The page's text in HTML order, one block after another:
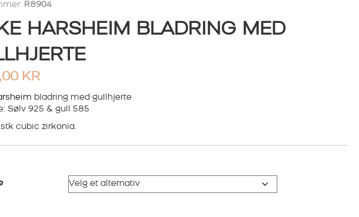
R8904
HARSHEIM BLADRING MED
KR
bladring med gullhjerte
Sølv 925 & gull 585
stk cubic zirkonia.